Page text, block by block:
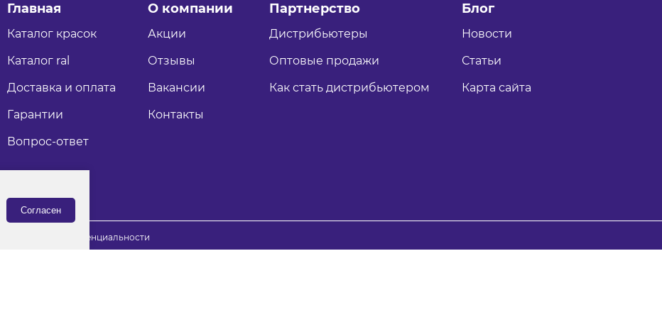
Главная
Каталог красок
Каталог ral
Доставка и оплата
Гарантии
Вопрос-ответ
О компании
Акции
Отзывы
Вакансии
Контакты
Партнерство
Дистрибьютеры
Оптовые продажи
Как стать дистрибьютером
Блог
Новости
Статьи
Карта сайта
Политика конфиденциальности
Согласен